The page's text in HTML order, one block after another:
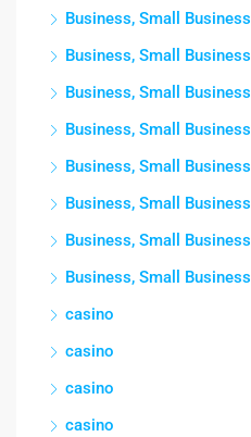
Business, Small Business
Business, Small Business
Business, Small Business
Business, Small Business
Business, Small Business
Business, Small Business
Business, Small Business
Business, Small Business
casino
casino
casino
casino